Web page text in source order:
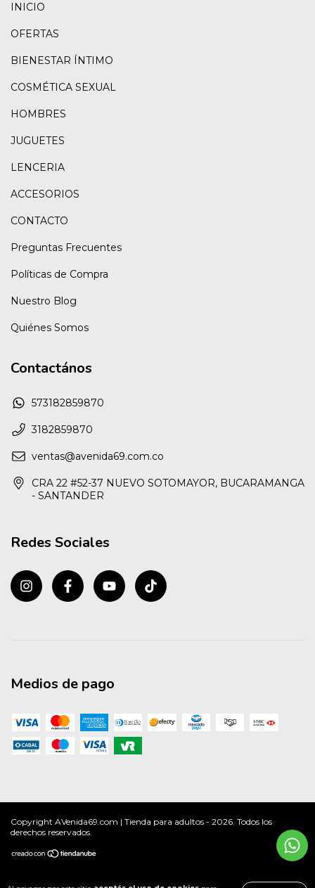
INICIO
OFERTAS
BIENESTAR ÍNTIMO
COSMÉTICA SEXUAL
HOMBRES
JUGUETES
LENCERIA
ACCESORIOS
CONTACTO
Preguntas Frecuentes
Políticas de Compra
Nuestro Blog
Quiénes Somos
Contactános
573182859870
3182859870
ventas@avenida69.com.co
CRA 22 #52-37 NUEVO SOTOMAYOR, BUCARAMANGA
- SANTANDER
Redes Sociales
Medios de pago
Copyright AVenida69.com | Tienda para adultos - 2026. Todos los
derechos reservados.